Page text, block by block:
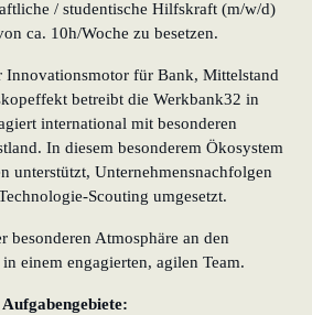
/ studentische Hilfskraft (m/w/d)
ca. 10h/Woche zu besetzen.
Innovationsmotor für Bank, Mittelstand
betreibt die Werkbank32 in
international mit besonderen
In diesem besonderem Ökosystem
unterstützt, Unternehmensnachfolgen
Scouting umgesetzt.
besonderen Atmosphäre an den
einem engagierten, agilen Team.
Aufgabengebiete: